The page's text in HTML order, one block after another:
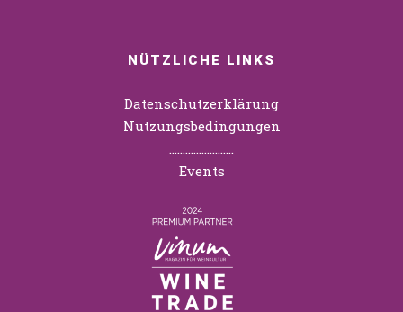
NÜTZLICHE LINKS
Datenschutzerklärung
Nutzungsbedingungen
Events